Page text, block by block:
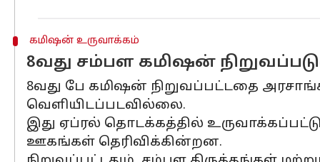
கமிஷன் உருவாக்கம்
8வது சம்பள கமிஷன்
8வது பே கமிஷன் நிறுவப்பட்டதை
வெளியிடப்படவில்லை.
இது ஏப்ரல் தொடக்கத்தில்
ஊகங்கள் தெரிவிக்கின்றன.